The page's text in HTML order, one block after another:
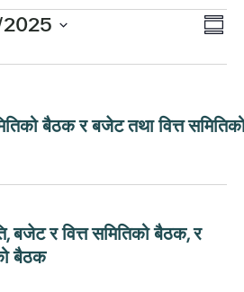
दृश्य
बैठक र बजेट तथा वित्त
बजेट र वित्त समितिको बैठक, र
बैठक